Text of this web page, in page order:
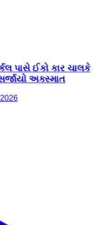
પાસે ઈકો કાર ચાલકે
અક્સ્માત